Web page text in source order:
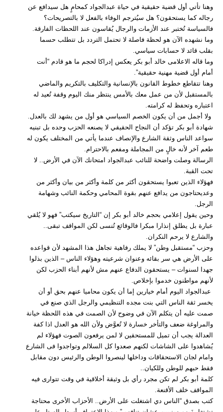
وهنا تأتي أول قضية حقيقية في حياة عبدالجواد كمحامٍ هل سيدافع عن
رجاله كما يستحقون؟ هل سيُترجم الوفاء بالفعل لا بالتصريحات؟
فالسياسة تُختبر عند الأزمات والرجال يُقاسون عند اللحظات الفارقة.
وما نشهده الآن هو لحظة فاصلة لا تحتمل التردد بل تتطلب حسما
بقلب قائد لا حسابات سياسي.
وما قاله الاعلامى خالد أبو بكر يعكس إدراكا لحجم ما هو قادم “أنت
أمام أول قضية مهنية حقيقية”.
وهنا تتقاطع خطوط القانون بالإنسانية والتكليف بالتكريم والماضي
بالمستقبل لأن من عمل معك بالأمس ينتظر منك اليوم وقفة تُعيد له
اعتباره وتحفظ له كرامته.
ولا أجمل من أن يكون الخصم السياسي هو أول من يشهد لك بالعدل.
شهادة أبو بكر تؤكد أن النجاح الحقيقي لا يصنعه الحزب وحده بل تبنيه
سواعد الناس وثقة الشارع والإنصاف عندما يأتي من المختلف يكون له
طعم آخر لأنه خالٍ من المجاملة ومفعم بالاحترام.
الرسالة وصلت واضحة للنائب عبدالجواد امتحانك الآن في الأرض.. لا
تحت القبة.
فهؤلاء الذين تعبوا يستحقون أكثر من كلمة وأكثر من بيان وأكثر من
وعديحتاجون من يدافع عنهم بقوة المحامي وحكمة النائب وشهامة
الرجل.
وحين يقول إعلامي بحجم خالد أبو بكر إن “التاريخ سيكتب” فهو لا يُلقي
عبارة بل يطلق إنذارا مبكرا فالوقائع تُنسى لكن المواقف تبقى..
والشارع لا يرحم النكران.
وحزب “مستقبل وطن” لا يملك رفاهية تجاهل هذا المشهد لأن قواعده
على الأرض هي سر بقائه وعنوان شرعيته وهؤلاء الناس – الذين بذلوا
جهدا لسنوات – يستحقون الدفاع عنهم مش لأنهم أبناء الحزب لكن
لأنهم مواطنون خدموا بإخلاص.
عبدالجواد اليوم أمام خيارين إما أن يكون محاميا عنهم بحق أو أن
يخسر ثقة الناس التي بنت مجده التنظيمي والرجل الذي صنع في
صمت عليه أن يتكلم الآن في وضوح لأن الصمت في هذه اللحظة خيانة
والمراوغة ضعف والتأخر خسارة لا تُعوَّض ولأن الله هو العدل اذا كفة
العدالة يجب أن تميل للمستحقين لا لمن يرفعون الصوت فهؤلاء لم
يُشاهدوا على الشاشات لكنهم صعدوا كل السلالم وتواجدوا فى الشارع
وامام لجان الاستحقاقات وداخلها لينصروا الوطن والرئيس دون مقابل
فقط حبهم للوطن وللكيان..
كلمة أبو بكر لم تكن مجرد رأي بل وثيقة أخلاقية في وقت تتوارى فيه
المواقف خلف الأقنعة.
كتب بصدق “الناس دي اشتغلت على الأرض.. الأحزاب الأخرى محتاجة